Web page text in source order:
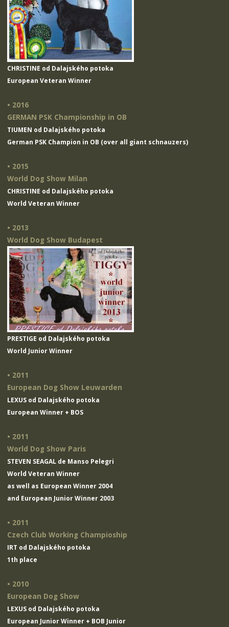
CHRISTINE od Dalajského potoka
European Veteran Winner
• 2016
GERMAN PSK Championship in OB
TIUMEN od Dalajského potoka
German PSK Champion in OB (over all giant schnauzers)
• 2015
World Dog Show Milan
CHRISTINE od Dalajského potoka
World Veteran Winner
• 2013
World Dog Show Budapest
PRESTIGE od Dalajského potoka
World Junior Winner
• 2011
European Dog Show Leuwarden
LEXUS od Dalajského potoka
European Winner + BOS
• 2011
World Dog Show Paris
STEVEN SEAGAL de Manso Pelegri
World Veteran Winner
as well as European Winner 2004
and European Junior Winner 2003
• 2011
Czech Club Working Champioship
IRT od Dalajského potoka
1th place
• 2010
European Dog Show
LEXUS od Dalajského potoka
European Junior Winner + BOB Junior